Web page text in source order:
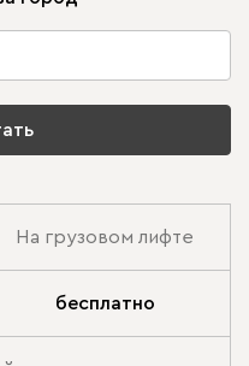
На грузовом лифте
бесплатно